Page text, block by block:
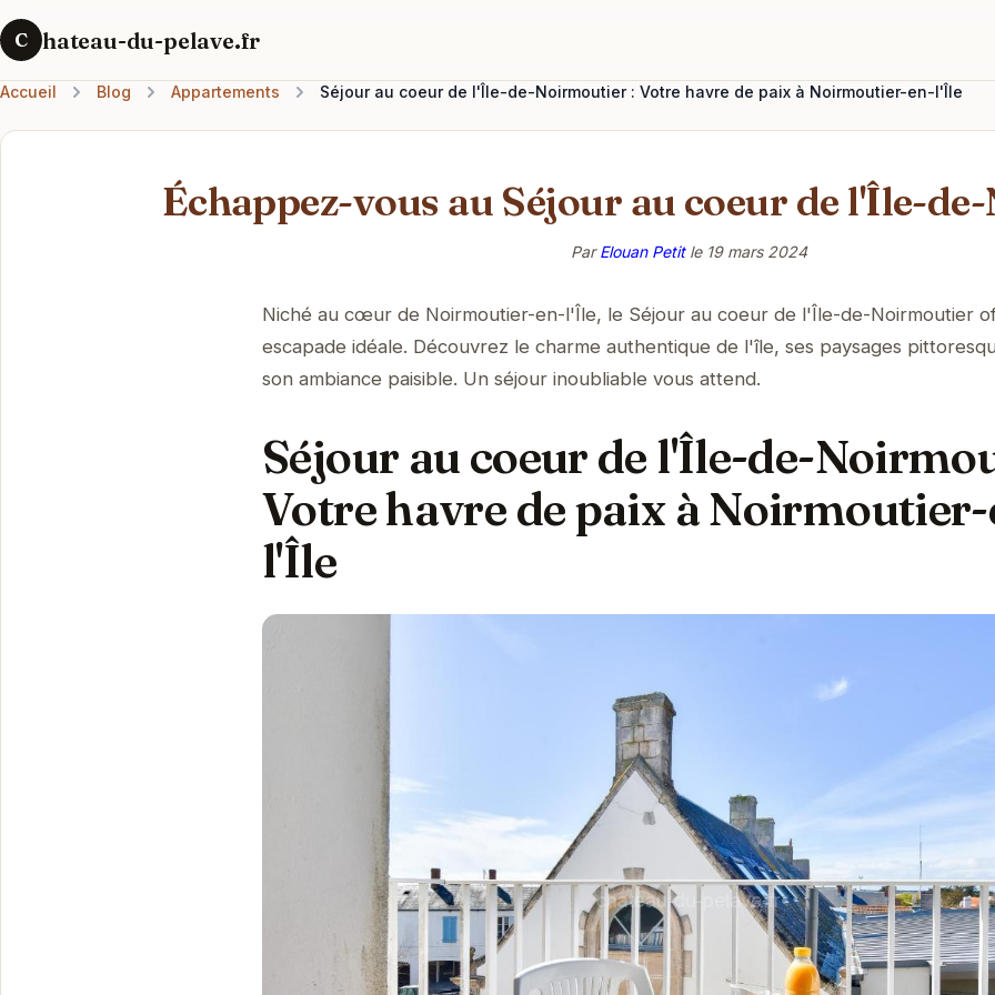
C hateau-du-pelave.fr
Accueil Blog Appartements Séjour au coeur de l'Île-de-Noirmoutier : Votre havre de paix à Noirmoutier-en-l'Île
Échappez-vous au Séjour au coeur de l'Île-
ParElouan Petitle 19 mars 2024
Niché au cœur de Noirmoutier-en-l'Île, le Séjour au coeur de l'Île-de-Noirmoutier
escapade idéale. Découvrez le charme authentique de l'île, ses paysages
son ambiance paisible. Un séjour inoubliable vous attend.
Séjour au coeur de l'Île-de-
Votre havre de paix à
l'Île